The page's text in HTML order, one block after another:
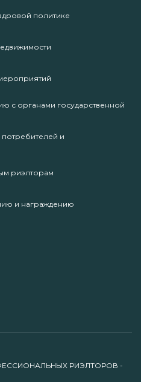
политике
с органами государственной
и
риэлторам
и награждению
РИЭЛТОРОВ -